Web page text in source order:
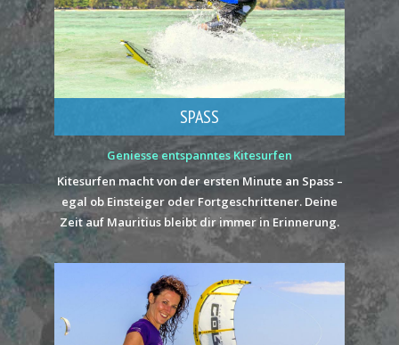
SPASS
Geniesse entspanntes Kitesurfen
Kitesurfen macht von der ersten Minute an Spass –
egal ob Einsteiger oder Fortgeschrittener. Deine
Zeit auf Mauritius bleibt dir immer in Erinnerung.